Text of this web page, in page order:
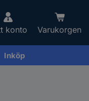
konto Varukorgen
Inköp